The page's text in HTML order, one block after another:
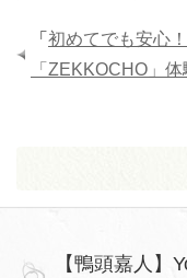
「 初めてでも安心
「ZEKKOCHO」
【鴨頭嘉人】